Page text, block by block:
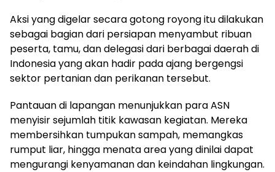
Aksi yang digelar secara gotong royong itu dilakukan
sebagai bagian dari persiapan menyambut ribuan
peserta, tamu, dan delegasi dari berbagai daerah di
Indonesia yang akan hadir pada ajang bergengsi
sektor pertanian dan perikanan tersebut.
Pantauan di lapangan menunjukkan para ASN
menyisir sejumlah titik kawasan kegiatan. Mereka
membersihkan tumpukan sampah, memangkas
rumput liar, hingga menata area yang dinilai dapat
mengurangi kenyamanan dan keindahan lingkungan.